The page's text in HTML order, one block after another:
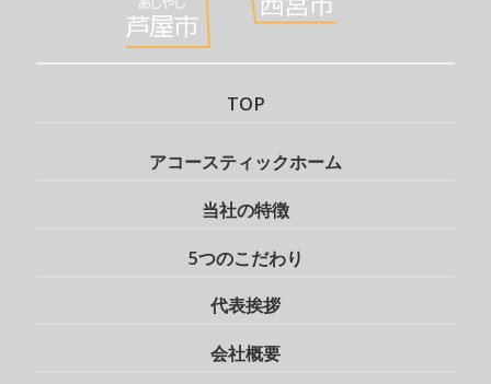
TOP
アコースティックホーム
当社の特徴
5つのこだわり
代表挨拶
会社概要